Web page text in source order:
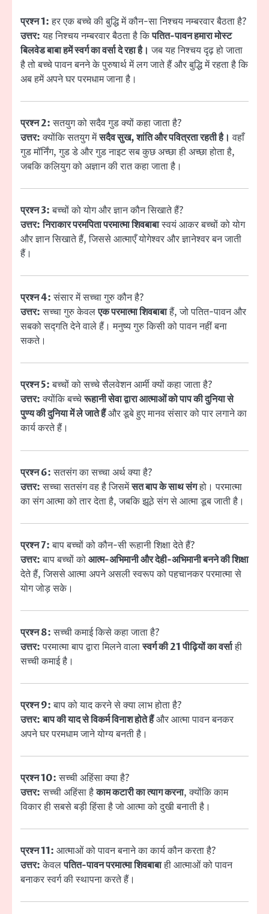
प्रश्न 1:हर एक बच्चे की बुद्धि में कौन-सा निश्चय नम्बरवार बैठता है?
उत्तर:यह निश्चय नम्बरवार बैठता है किपतित-पावन हमारा मोस्ट
बिलवेड बाबा हमें स्वर्ग का वर्सा दे रहा है। जब यह निश्चय दृढ़ हो जाता
है तो बच्चे पावन बनने के पुरुषार्थ में लग जाते हैं और बुद्धि में रहता है कि
अब हमें अपने घर परमधाम जाना है।
प्रश्न 2:सतयुग को सदैव गुड क्यों कहा जाता है?
उत्तर:क्योंकि सतयुग मेंसदैव सुख, शांति और पवित्रता रहती है। वहाँ
गुड मॉर्निंग, गुड डे और गुड नाइट सब कुछ अच्छा ही अच्छा होता है,
जबकि कलियुग को अज्ञान की रात कहा जाता है।
प्रश्न 3:बच्चों को योग और ज्ञान कौन सिखाते हैं?
उत्तर: निराकार परमपिता परमात्मा शिवबाबास्वयं आकर बच्चों को योग
और ज्ञान सिखाते हैं, जिससे आत्माएँ योगेश्वर और ज्ञानेश्वर बन जाती
हैं।
प्रश्न 4:संसार में सच्चा गुरु कौन है?
उत्तर:सच्चा गुरु केवलएक परमात्मा शिवबाबाहैं, जो पतित-पावन और
सबको सद्गति देने वाले हैं। मनुष्य गुरु किसी को पावन नहीं बना
सकते।
प्रश्न 5:बच्चों को सच्चे सैलवेशन आर्मी क्यों कहा जाता है?
उत्तर:क्योंकि बच्चेरूहानी सेवा द्वारा आत्माओं को पाप की दुनिया से
पुण्य की दुनिया में ले जाते हैंऔर डूबे हुए मानव संसार को पार लगाने का
कार्य करते हैं।
प्रश्न 6:सतसंग का सच्चा अर्थ क्या है?
उत्तर:सच्चा सतसंग वह है जिसमेंसत बाप के साथ संगहो। परमात्मा
का संग आत्मा को तार देता है, जबकि झूठे संग से आत्मा डूब जाती है।
प्रश्न 7:बाप बच्चों को कौन-सी रूहानी शिक्षा देते हैं?
उत्तर:बाप बच्चों कोआत्म-अभिमानी और देही-अभिमानी बनने की शिक्षा
देते हैं, जिससे आत्मा अपने असली स्वरूप को पहचानकर परमात्मा से
योग जोड़ सके।
प्रश्न 8:सच्ची कमाई किसे कहा जाता है?
उत्तर:परमात्मा बाप द्वारा मिलने वालास्वर्ग की 21 पीढ़ियों का वर्साही
सच्ची कमाई है।
प्रश्न 9:बाप को याद करने से क्या लाभ होता है?
उत्तर: बाप की याद से विकर्म विनाश होते हैंऔर आत्मा पावन बनकर
अपने घर परमधाम जाने योग्य बनती है।
प्रश्न 10:सच्ची अहिंसा क्या है?
उत्तर:सच्ची अहिंसा हैकाम कटारी का त्याग करना, क्योंकि काम
विकार ही सबसे बड़ी हिंसा है जो आत्मा को दुखी बनाती है।
प्रश्न 11: आत्माओं को पावन बनाने का कार्य कौन करता है?
उत्तर:केवलपतित-पावन परमात्मा शिवबाबाही आत्माओं को पावन
बनाकर स्वर्ग की स्थापना करते हैं।